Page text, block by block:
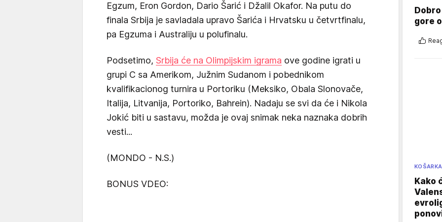
Egzum, Eron Gordon, Dario Šarić i Džalil Okafor. Na putu do
finala Srbija je savladala upravo Šarića i Hrvatsku u četvrtfinalu,
pa Egzuma i Australiju u polufinalu.
Podsetimo, Srbija će na Olimpijskim igrama ove godine igrati u
grupi C sa Amerikom, Južnim Sudanom i pobednikom
kvalifikacionog turnira u Portoriku (Meksiko, Obala Slonovače,
Italija, Litvanija, Portoriko, Bahrein). Nadaju se svi da će i Nikola
Jokić biti u sastavu, možda je ovaj snimak neka naznaka dobrih
vesti...
(MONDO - N.S.)
BONUS VDEO:
gore
KOŠARKA
Kako